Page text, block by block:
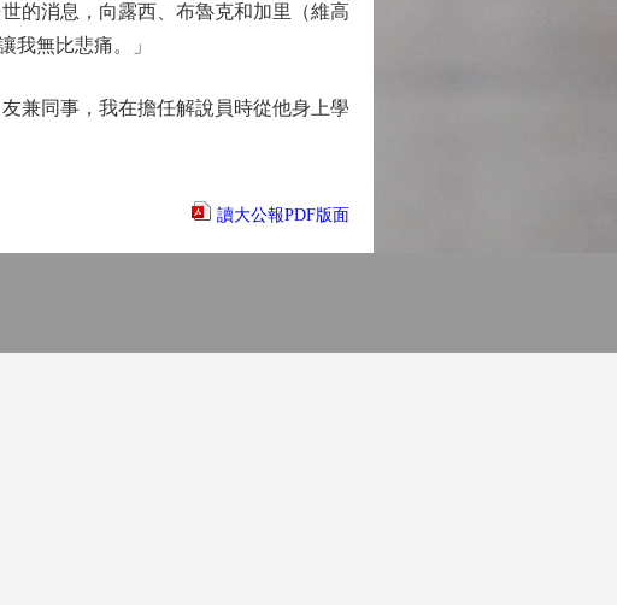
的消息，向露西、布魯克和加里（維高
我無比悲痛。」
兼同事，我在擔任解說員時從他身上學
讀大公報PDF版面